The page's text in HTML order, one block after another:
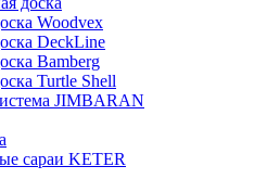
Woodvex
DeckLine
Bamberg
Turtle Shell
JIMBARAN
сараи KETER